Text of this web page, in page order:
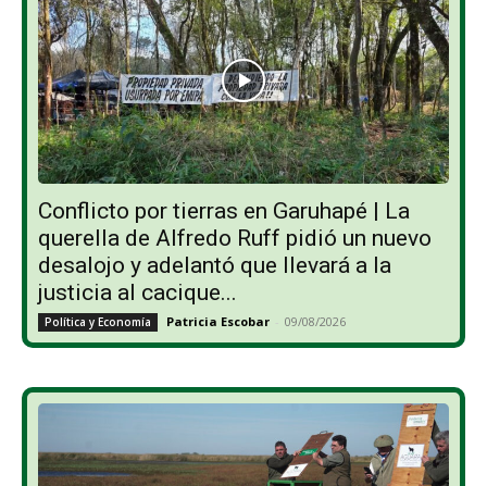
Conflicto por tierras en Garuhapé | La
querella de Alfredo Ruff pidió un nuevo
desalojo y adelantó que llevará a la
justicia al cacique...
Política y Economía Patricia Escobar - 09/08/2026